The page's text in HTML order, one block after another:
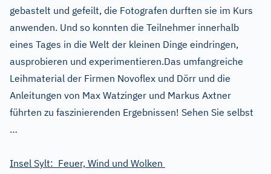
gebastelt und gefeilt, die Fotografen durften sie im Kurs
anwenden. Und so konnten die Teilnehmer innerhalb
eines Tages in die Welt der kleinen Dinge eindringen,
ausprobieren und experimentieren.Das umfangreiche
Leihmaterial der Firmen Novoflex und Dörr und die
Anleitungen von Max Watzinger und Markus Axtner
führten zu faszinierenden Ergebnissen! Sehen Sie selbst
…
Insel Sylt: Feuer, Wind und Wolken